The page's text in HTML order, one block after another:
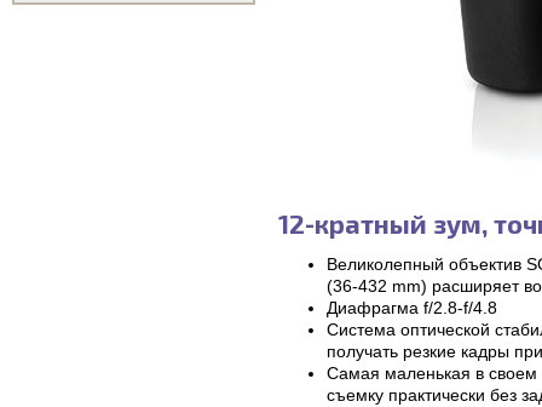
12-кратный зум,
Великолепный объектив
(36-432 mm) расширяет
Диафрагма f/2.8-f/4.8
Система оптической
получать резкие кадры
Самая маленькая в своем
съемку практически без